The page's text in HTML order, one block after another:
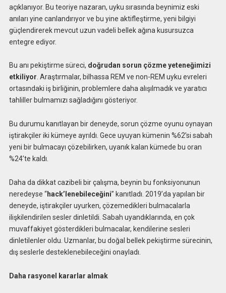
açıklanıyor. Bu teoriye nazaran, uyku sırasında beynimiz eski
anıları yine canlandırıyor ve bu yine aktifleştirme, yeni bilgiyi
güçlendirerek mevcut uzun vadeli bellek ağına kusursuzca
entegre ediyor.
Bu anı pekiştirme süreci, doğrudan sorun çözme yeteneğimizi
etkiliyor. Araştırmalar, bilhassa REM ve non-REM uyku evreleri
ortasındaki iş birliğinin, problemlere daha alışılmadık ve yaratıcı
tahliller bulmamızı sağladığını gösteriyor.
Bu durumu kanıtlayan bir deneyde, sorun çözme oyunu oynayan
iştirakçiler iki kümeye ayrıldı. Gece uyuyan kümenin %62’si sabah
yeni bir bulmacayı çözebilirken, uyanık kalan kümede bu oran
%24’te kaldı.
Daha da dikkat cazibeli bir çalışma, beynin bu fonksiyonunun
neredeyse “hack’lenebileceğini” kanıtladı. 2019’da yapılan bir
deneyde, iştirakçiler uyurken, çözemedikleri bulmacalarla
ilişkilendirilen sesler dinletildi. Sabah uyandıklarında, en çok
muvaffakiyet gösterdikleri bulmacalar, kendilerine sesleri
dinletilenler oldu. Uzmanlar, bu doğal bellek pekiştirme sürecinin,
dış seslerle desteklenebileceğini onayladı.
Daha rasyonel kararlar almak